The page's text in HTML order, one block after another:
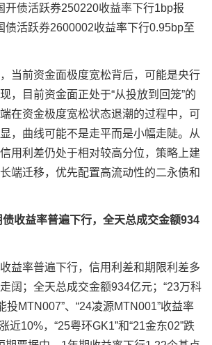
开债活跃券250220收益率下行1bp报
债活跃券2600002收益率下行0.95bp至
前资金面极度宽松背后，可能是央行
，目前资金面正处于“从投放到回笼”的
在资金极度宽松状态退潮的过程中，可
，曲线可能不是走平而是小幅走陡。从
用利差仍处于相对较高分位，策略上建
端迁移，优先配置高流动性的二永债和
债收益率普遍下行，全天总成交金额934
率普遍下行，信用利差和期限利差多
阔；全天总成交金额934亿元；“23万科
投MTN007”、“24凌源MTN001”收益率
近10%，“25粤环GK1”和“21金东02”跌